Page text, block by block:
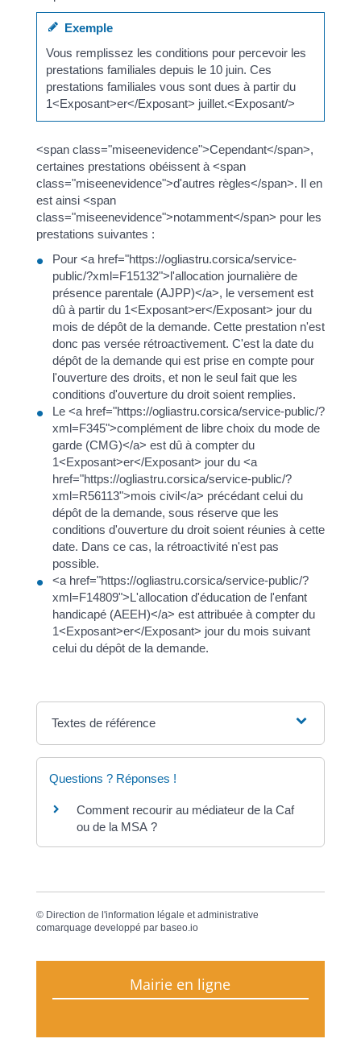
Exemple
Vous remplissez les conditions pour percevoir les
prestations familiales depuis le 10 juin. Ces
prestations familiales vous sont dues à partir du
1<Exposant>er</Exposant> juillet.<Exposant/>
<span class="miseenevidence">Cependant</span>,
certaines prestations obéissent à <span
class="miseenevidence">d'autres règles</span>. Il en
est ainsi <span
class="miseenevidence">notamment</span> pour les
prestations suivantes :
Pour <a href="https://ogliastru.corsica/service-
public/?xml=F15132">l'allocation journalière de
présence parentale (AJPP)</a>, le versement est
dû à partir du 1<Exposant>er</Exposant> jour du
mois de dépôt de la demande. Cette prestation n'est
donc pas versée rétroactivement. C'est la date du
dépôt de la demande qui est prise en compte pour
l'ouverture des droits, et non le seul fait que les
conditions d'ouverture du droit soient remplies.
Le <a href="https://ogliastru.corsica/service-public/?
xml=F345">complément de libre choix du mode de
garde (CMG)</a> est dû à compter du
1<Exposant>er</Exposant> jour du <a
href="https://ogliastru.corsica/service-public/?
xml=R56113">mois civil</a> précédant celui du
dépôt de la demande, sous réserve que les
conditions d'ouverture du droit soient réunies à cette
date. Dans ce cas, la rétroactivité n'est pas
possible.
<a href="https://ogliastru.corsica/service-public/?
xml=F14809">L'allocation d'éducation de l'enfant
handicapé (AEEH)</a> est attribuée à compter du
1<Exposant>er</Exposant> jour du mois suivant
celui du dépôt de la demande.
Textes de référence
Questions ? Réponses !
Comment recourir au médiateur de la Caf
ou de la MSA ?
© Direction de l'information légale et administrative
comarquage developpé par baseo.io
Mairie en ligne